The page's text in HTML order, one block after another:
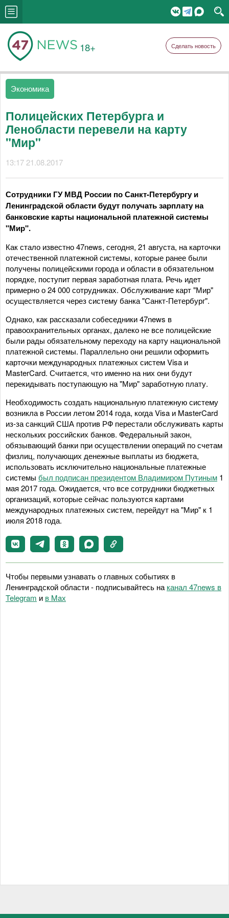
18+ Сделать новость
Экономика
Полицейских Петербурга и
Ленобласти перевели на карту
"Мир"
13:17 21.08.2017
Сотрудники ГУ МВД России по Санкт-Петербургу и
Ленинградской области будут получать зарплату на
банковские карты национальной платежной системы
"Мир".
Как стало известно 47news, сегодня, 21 августа, на карточки
отечественной платежной системы, которые ранее были
получены полицейскими города и области в обязательном
порядке, поступит первая заработная плата. Речь идет
примерно о 24 000 сотрудниках. Обслуживание карт "Мир"
осуществляется через систему банка "Санкт-Петербург".
Однако, как рассказали собеседники 47news в
правоохранительных органах, далеко не все полицейские
были рады обязательному переходу на карту национальной
платежной системы. Параллельно они решили оформить
карточки международных платежных систем Visa и
MasterCard. Считается, что именно на них они будут
перекидывать поступающую на "Мир" заработную плату.
Необходимость создать национальную платежную систему
возникла в России летом 2014 года, когда Visa и MasterCard
из-за санкций США против РФ перестали обслуживать карты
нескольких российских банков. Федеральный закон,
обязывающий банки при осуществлении операций по счетам
физлиц, получающих денежные выплаты из бюджета,
использовать исключительно национальные платежные
системы был подписан президентом Владимиром Путиным 1
мая 2017 года. Ожидается, что все сотрудники бюджетных
организаций, которые сейчас пользуются картами
международных платежных систем, перейдут на "Мир" к 1
июля 2018 года.
Чтобы первыми узнавать о главных событиях в
Ленинградской области - подписывайтесь на канал 47news в
Telegram и в Maх